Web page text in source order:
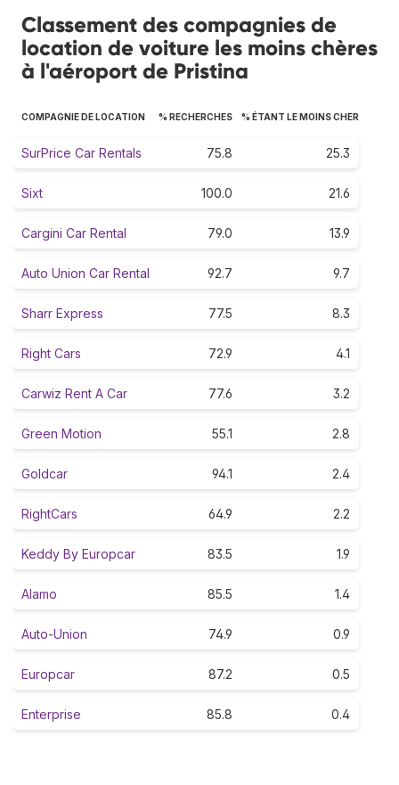
Classement des compagnies de
location de voiture les moins chères
à l'aéroport de Pristina
COMPAGNIE DE LOCATION % RECHERCHES % ÉTANT LE MOINS CHER
SurPrice Car Rentals 75.8 25.3
Sixt 100.0 21.6
Cargini Car Rental 79.0 13.9
Auto Union Car Rental 92.7 9.7
Sharr Express 77.5 8.3
Right Cars 72.9 4.1
Carwiz Rent A Car 77.6 3.2
Green Motion 55.1 2.8
Goldcar 94.1 2.4
RightCars 64.9 2.2
Keddy By Europcar 83.5 1.9
Alamo 85.5 1.4
Auto-Union 74.9 0.9
Europcar 87.2 0.5
Enterprise 85.8 0.4